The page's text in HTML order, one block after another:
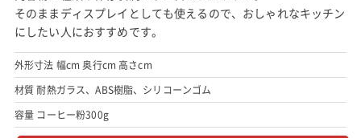
そのままディスプレイとしても使えるので、おしゃれなキッチン
にしたい人におすすめです。
外形寸法 幅cm 奥行cm 高さcm
材質 耐熱ガラス、ABS樹脂、シリコーンゴム
容量 コーヒー粉300g